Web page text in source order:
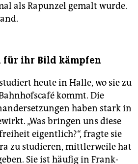
als Rapunzel gemalt wurde.
für ihr Bild kämpfen
studiert heute in Halle, wo sie zu
kommt. Die
haben stark in
„Was bringen uns diese
eigentlich?“, fragte sie
zu studieren, mittlerweile hat
Sie ist häufig in Frank­